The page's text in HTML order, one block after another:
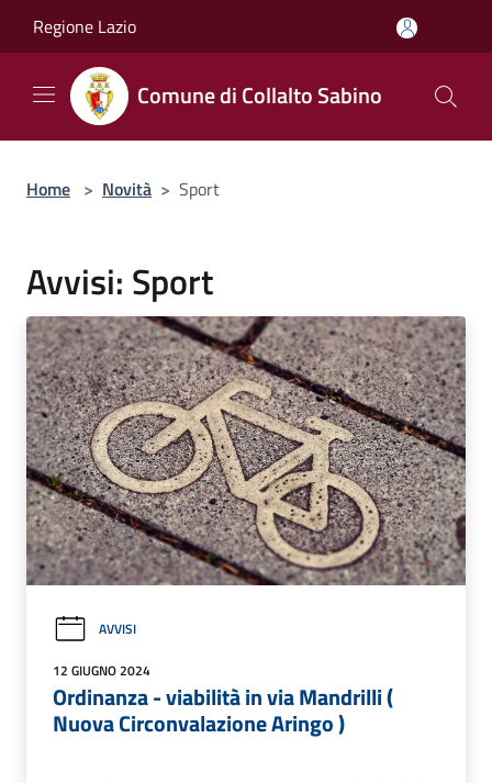
Regione Lazio
Comune di Collalto Sabino
Home > Novità > Sport
Avvisi: Sport
AVVISI
12 GIUGNO 2024
Ordinanza - viabilità in via Mandrilli (
Nuova Circonvalazione Aringo )